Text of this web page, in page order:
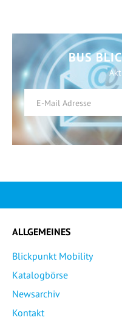
BUS
ALLGEMEINES
Blickpunkt Mobility
Katalogbörse
Newsarchiv
Kontakt